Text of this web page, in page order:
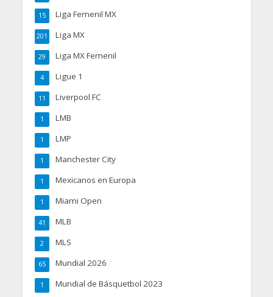
Liga Femenil MX
15
Liga MX
201
Liga MX Femenil
29
Ligue 1
4
Liverpool FC
11
LMB
1
LMP
1
Manchester City
1
Mexicanos en Europa
1
Miami Open
1
MLB
41
MLS
2
Mundial 2026
65
Mundial de Básquetbol 2023
1